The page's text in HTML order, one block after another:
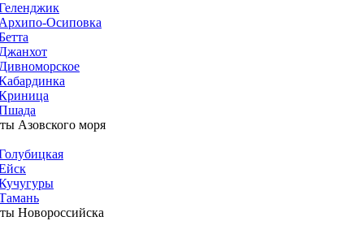
Осиповка
Азовского моря
Новороссийска